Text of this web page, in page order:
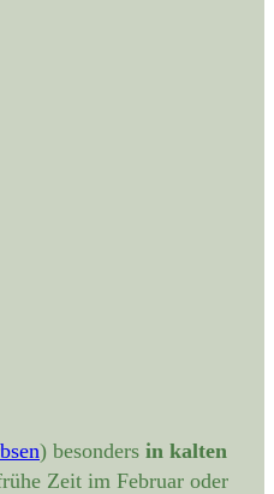
) besonders in kalten
Zeit im Februar oder